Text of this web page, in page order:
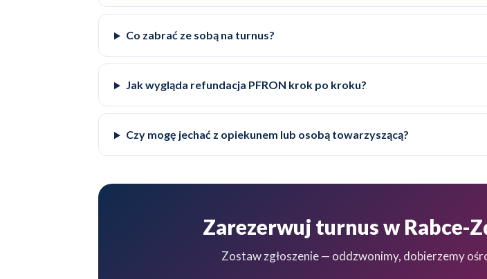
Co zabrać ze sobą na turnus?
Jak wygląda refundacja PFRON krok po kroku?
Czy mogę jechać z opiekunem lub osobą towarzyszącą?
Zarezerwuj turnus w Rabce-
Zostaw zgłoszenie — oddzwonimy, dobierzemy